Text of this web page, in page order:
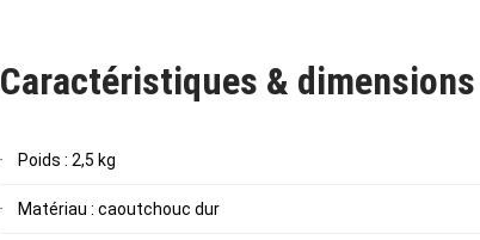
Caractéristiques & dimensions
Poids : 2,5 kg
Matériau : caoutchouc dur